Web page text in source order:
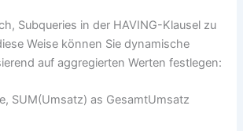
Subqueries in der HAVING-Klausel zu
Weise können Sie dynamische
auf aggregierten Werten festlegen:
SUM(Umsatz) as GesamtUmsatz